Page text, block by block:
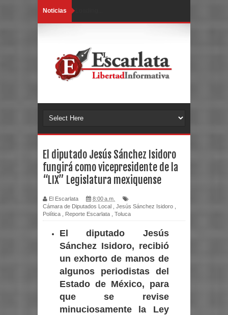
Noticias
El diputado Jesús Sánchez Isidoro
fungirá como vicepresidente de la
“LIX” Legislatura mexiquense
El Escarlata
8:00 a.m.
Cámara de Diputados Local
Jesús Sánchez Isidoro
Política
Reporte Escarlata Toluca
El diputado Jesús
Sánchez Isidoro, recibió
un exhorto de manos de
algunos periodistas del
Estado de México, para
que se revise
minuciosamente la Ley